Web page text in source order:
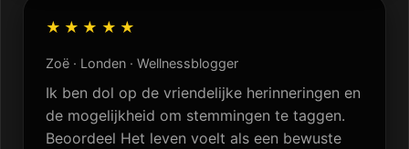
★★★★★
Zoë · Londen · Wellnessblogger
Ik ben dol op de vriendelijke herinneringen en
de mogelijkheid om stemmingen te taggen.
Beoordeel Het leven voelt als een bewuste